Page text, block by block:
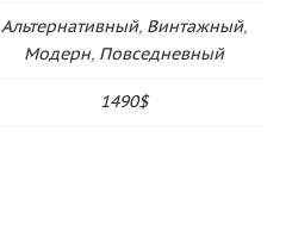
Альтернативный, Винтажный,
Модерн, Повседневный
1490$